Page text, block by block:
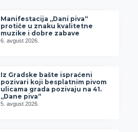
Manifestacija „Dani piva“
protiče u znaku kvalitetne
muzike i dobre zabave
6. avgust 2026.
Iz Gradske bašte ispraćeni
pozivari koji besplatnim pivom
ulicama grada pozivaju na 41.
„Dane piva“
5. avgust 2026.